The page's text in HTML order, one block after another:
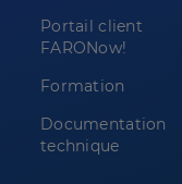
Portail client
FARONow!
Formation
Documentation
technique